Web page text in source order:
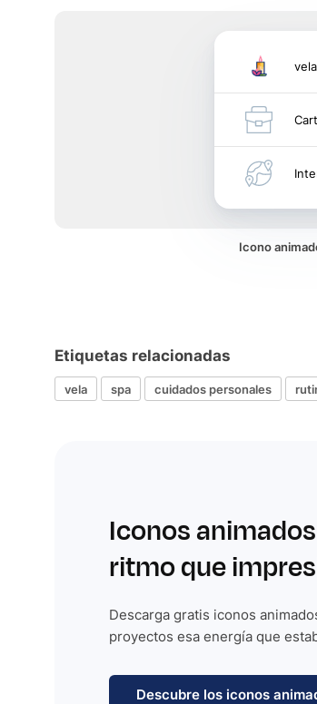
vela
Icono
Etiquetas relacionadas
vela spa cuidados personales
Iconos
ritmo que
Descarga gratis iconos
proyectos esa energía que
Descubre los iconos